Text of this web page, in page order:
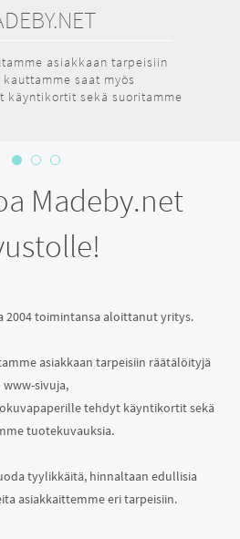
asiakkaan tarpeisiin
saat myös
käyntikortit sekä suoritamme
Madeby.net
2004 toimintansa aloittanut yritys.
asiakkaan tarpeisiin räätälöityjä
www-sivuja,
tehdyt käyntikortit sekä
tuotekuvauksia.
tyylikkäitä, hinnaltaan edullisia
asiakkaittemme eri tarpeisiin.